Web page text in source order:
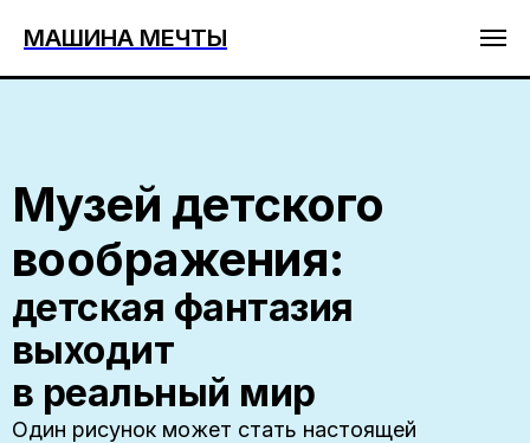
МАШИНА МЕЧТЫ
Музей детского
воображения:
детская фантазия
выходит
в реальный мир
Один рисунок может стать настоящей